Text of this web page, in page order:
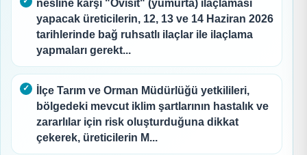
nesline karşı "Ovisit" (yumurta) ilaçlaması
yapacak üreticilerin, 12, 13 ve 14 Haziran 2026
tarihlerinde bağ ruhsatlı ilaçlar ile ilaçlama
yapmaları gerekt...
İlçe Tarım ve Orman Müdürlüğü yetkilileri,
bölgedeki mevcut iklim şartlarının hastalık ve
zararlılar için risk oluşturduğuna dikkat
çekerek, üreticilerin M...